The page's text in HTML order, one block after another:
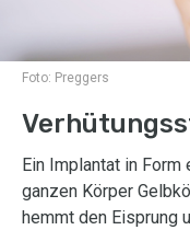
Foto: Preggers
Ein Implantat in
ganzen Körper
hemmt den Eisprung